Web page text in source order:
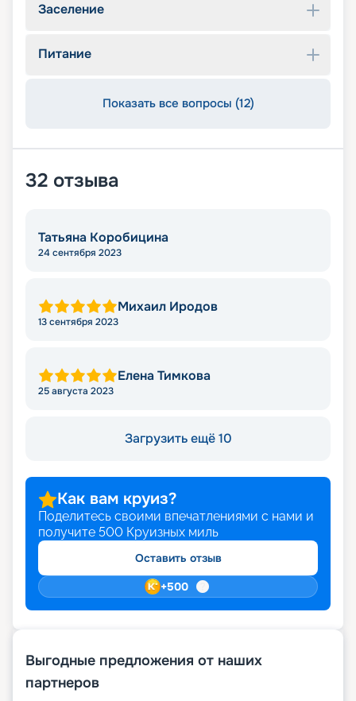
Заселение
Питание
Показать все вопросы (12)
32 отзыва
Татьяна Коробицина
24 сентября 2023
Михаил Иродов
13 сентября 2023
Елена Тимкова
25 августа 2023
Загрузить ещё 10
Как вам круиз?
Поделитесь своими впечатлениями с нами и
получите 500 Круизных миль
Оставить отзыв
+500
Выгодные предложения от наших
партнеров